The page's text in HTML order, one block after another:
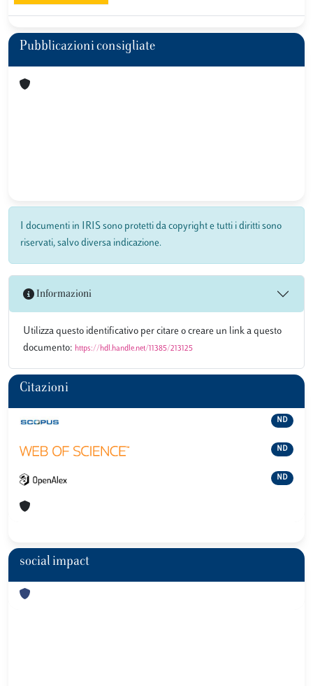
Pubblicazioni consigliate
I documenti in IRIS sono protetti da copyright e tutti i diritti sono
riservati, salvo diversa indicazione.
Informazioni
Utilizza questo identificativo per citare o creare un link a questo
documento: https://hdl.handle.net/11385/213125
Citazioni
ND
ND
ND
social impact